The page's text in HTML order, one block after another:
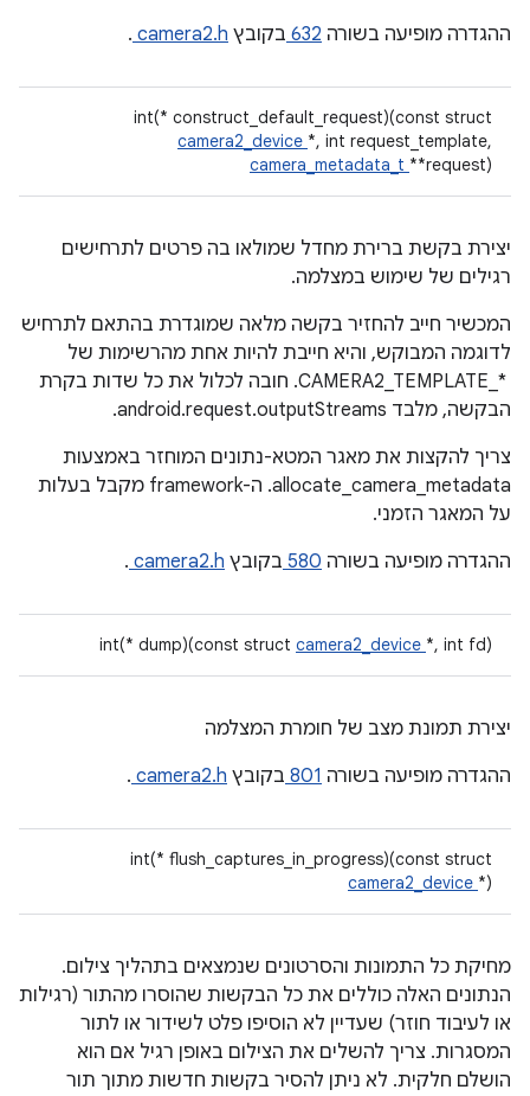
ההגדרה מופיעה בשורה 632 בקובץ camera2.h
.
int(* construct_default_request)(const struct
camera2_device *, int request_template,
camera_metadata_t **request)
יצירת בקשת ברירת מחדל שמולאו בה פרטים לתרחישים
רגילים של שימוש במצלמה.
המכשיר חייב להחזיר בקשה מלאה שמוגדרת בהתאם לתרחיש
לדוגמה המבוקש, והיא חייבת להיות אחת מהרשימות של
CAMERA2_TEMPLATE_* ‎. חובה לכלול את כל שדות בקרת
הבקשה, מלבד android.request.outputStreams.
צריך להקצות את מאגר המטא-נתונים המוחזר באמצעות
allocate_camera_metadata. ה-framework מקבל בעלות
על המאגר הזמני.
ההגדרה מופיעה בשורה 580 בקובץ camera2.h
.
int(* dump)(const struct camera2_device *, int fd)
יצירת תמונת מצב של חומרת המצלמה
ההגדרה מופיעה בשורה 801 בקובץ camera2.h
.
int(* flush_captures_in_progress)(const struct
camera2_device *)
מחיקת כל התמונות והסרטונים שנמצאים בתהליך צילום.
הנתונים האלה כוללים את כל הבקשות שהוסרו מהתור (רגילות
או לעיבוד חוזר) שעדיין לא הוסיפו פלט לשידור או לתור
המסגרות. צריך להשלים את הצילום באופן רגיל אם הוא
הושלם חלקית. לא ניתן להסיר בקשות חדשות מתוך תור